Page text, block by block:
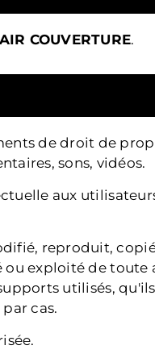
AIR COUVERTURE.
de droit de
sons, vidéos.
aux
reproduit,
exploité de
utilisés,
par cas.